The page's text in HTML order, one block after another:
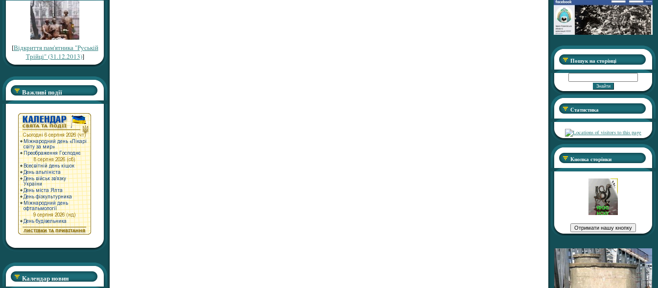
[Відкриття пам'ятника "Руській
Трійці" (31.12.2013)]
Важливі події
Календар новин
Пошук на сторінці
Статистика
Кнопка сторінки